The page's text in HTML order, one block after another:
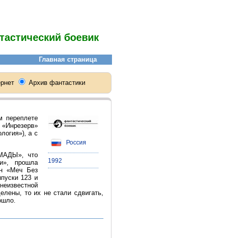
боевик
Россия
1992
переплете
а с
что
прошла
«Меч Без
123 и
то их не стали сдвигать,